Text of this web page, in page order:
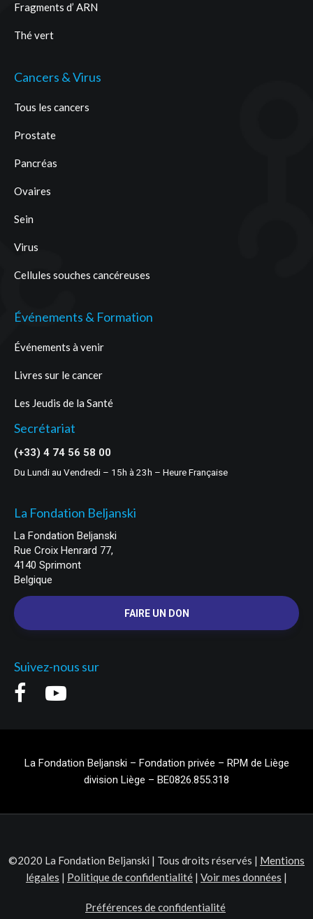
Fragments d’ ARN
Thé vert
Cancers & Virus
Tous les cancers
Prostate
Pancréas
Ovaires
Sein
Virus
Cellules souches cancéreuses
Événements & Formation
Événements à venir
Livres sur le cancer
Les Jeudis de la Santé
Secrétariat
(+33) 4 74 56 58 00
Du Lundi au Vendredi – 15h à 23h – Heure Française
La Fondation Beljanski
La Fondation Beljanski
Rue Croix Henrard 77,
4140 Sprimont
Belgique
FAIRE UN DON
Suivez-nous sur
La Fondation Beljanski – Fondation privée – RPM de Liège
division Liège – BE0826.855.318
©2020 La Fondation Beljanski | Tous droits réservés | Mentions
légales | Politique de confidentialité | Voir mes données |
Préférences de confidentialité